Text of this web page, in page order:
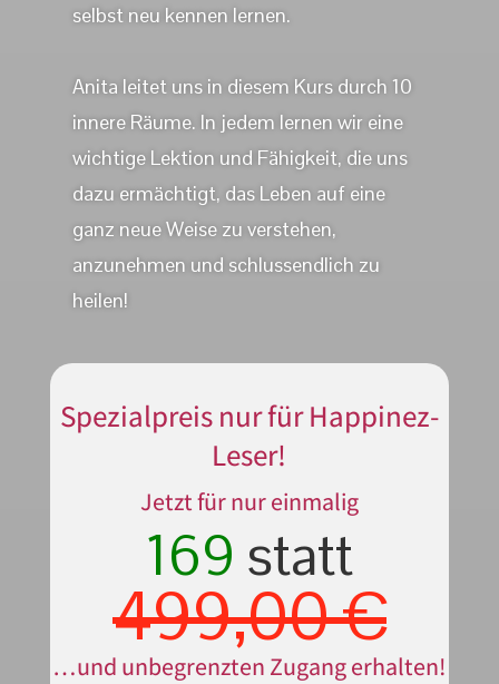
selbst neu kennen lernen.
Anita leitet uns in diesem Kurs durch 10
innere Räume. In jedem lernen wir eine
wichtige Lektion und Fähigkeit, die uns
dazu ermächtigt, das Leben auf eine
ganz neue Weise zu verstehen,
anzunehmen und schlussendlich zu
heilen!
Spezialpreis nur für Happinez-
Leser!
Jetzt für nur einmalig
169 statt
499,00 €
…und unbegrenzten Zugang erhalten!